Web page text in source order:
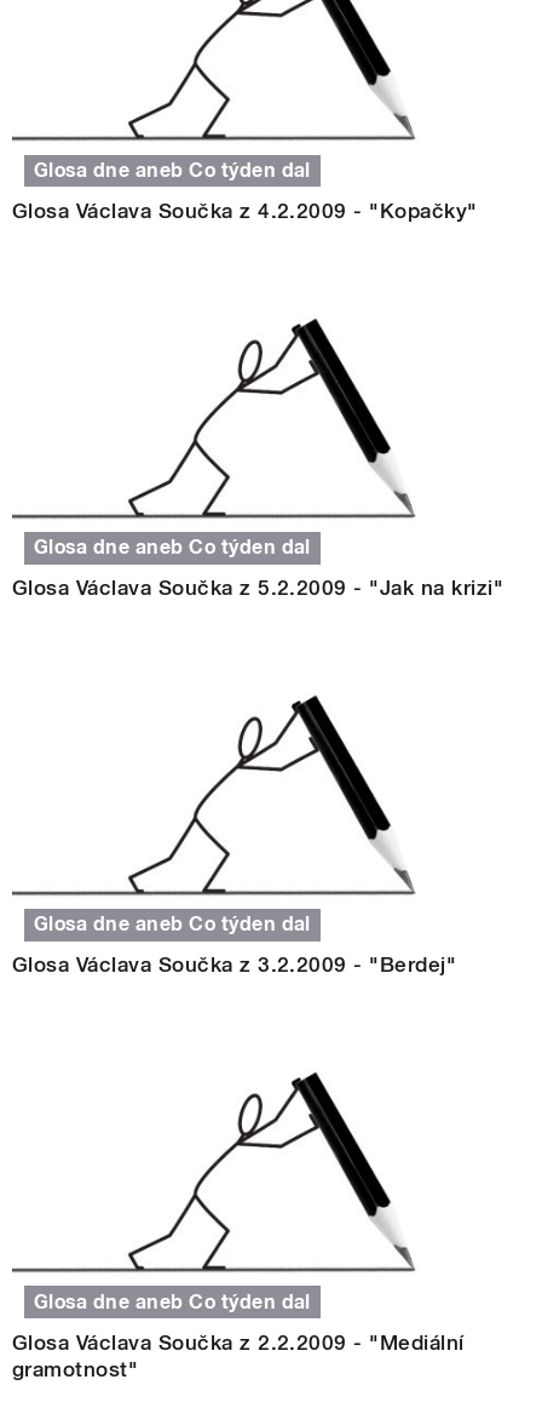
Glosa dne aneb Co týden dal
Glosa Václava Součka z 4.2.2009 - "Kopačky"
Glosa dne aneb Co týden dal
Glosa Václava Součka z 5.2.2009 - "Jak na krizi"
Glosa dne aneb Co týden dal
Glosa Václava Součka z 3.2.2009 - "Berdej"
Glosa dne aneb Co týden dal
Glosa Václava Součka z 2.2.2009 - "Mediální
gramotnost"